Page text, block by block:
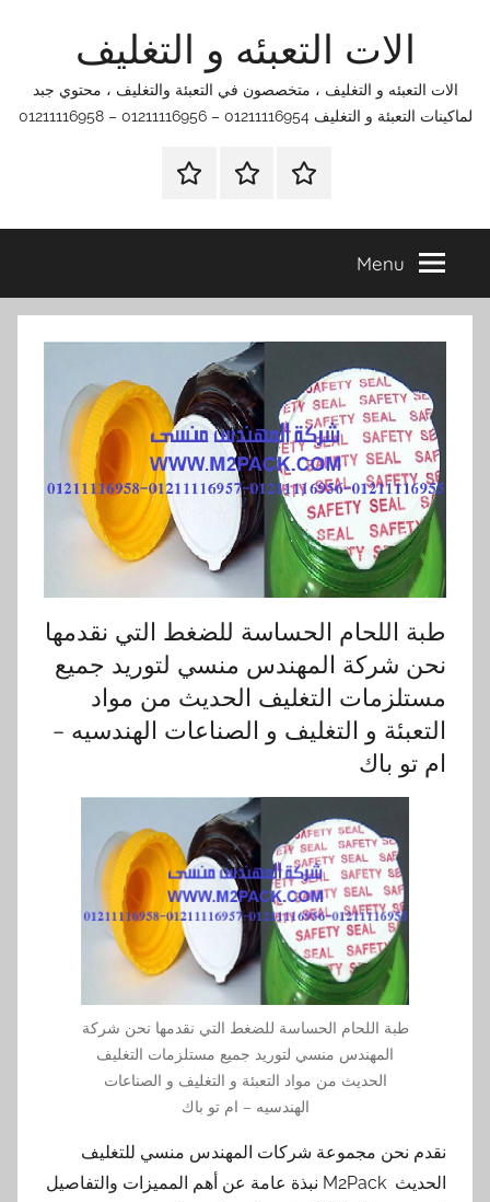
الات التعبئه و التغليف
الات التعبئه و التغليف ، متخصصون في التعبئة والتغليف ، محتوي جبد
لماكينات التعبئة و التغليف 01211116954 – 01211116956 – 01211116958
الرئيسيةاتصل
اتـصـل
في
التي
Menu
طبة اللحام الحساسة للضغط التي نقدمها
نحن شركة المهندس منسي لتوريد جميع
مستلزمات التغليف الحديث من مواد
التعبئة و التغليف و الصناعات الهندسيه –
ام تو باك
طبة اللحام الحساسة للضغط التي نقدمها نحن شركة
المهندس منسي لتوريد جميع مستلزمات التغليف
الحديث من مواد التعبئة و التغليف و الصناعات
الهندسيه – ام تو باك
نقدم نحن مجموعة شركات المهندس منسي للتغليف
الحديث M2Pack نبذة عامة عن أهم المميزات والتفاصيل